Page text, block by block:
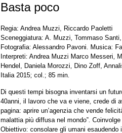
Basta poco
Regia: Andrea Muzzi, Riccardo Paoletti
Sceneggiatura: A. Muzzi, Tommaso
Fotografia: Alessandro Pavoni. Musica:
Interpreti: Andrea Muzzi Marco Messeri,
Hendel, Daniela Morozzi, Dino Zoff,
Italia 2015; col.; 85 min.
Di questi tempi bisogna inventarsi un
40anni, il lavoro che va e viene, crede di
pagina: aprire un’agenzia che vende
malattia più diffusa nel mondo”.
Obiettivo: consolare gli umani